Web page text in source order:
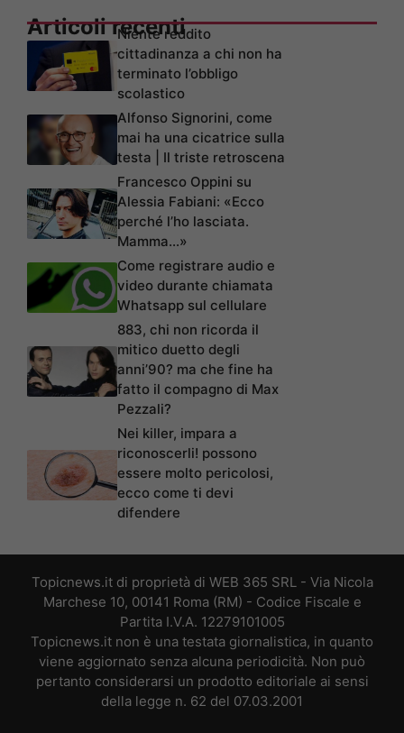
Articoli recenti
Niente reddito
cittadinanza a chi non ha
terminato l’obbligo
scolastico
Alfonso Signorini, come
mai ha una cicatrice sulla
testa | Il triste retroscena
Francesco Oppini su
Alessia Fabiani: «Ecco
perché l’ho lasciata.
Mamma…»
Come registrare audio e
video durante chiamata
Whatsapp sul cellulare
883, chi non ricorda il
mitico duetto degli
anni’90? ma che fine ha
fatto il compagno di Max
Pezzali?
Nei killer, impara a
riconoscerli! possono
essere molto pericolosi,
ecco come ti devi
difendere
Topicnews.it di proprietà di WEB 365 SRL - Via Nicola
Marchese 10, 00141 Roma (RM) - Codice Fiscale e
Partita I.V.A. 12279101005
Topicnews.it non è una testata giornalistica, in quanto
viene aggiornato senza alcuna periodicità. Non può
pertanto considerarsi un prodotto editoriale ai sensi
della legge n. 62 del 07.03.2001